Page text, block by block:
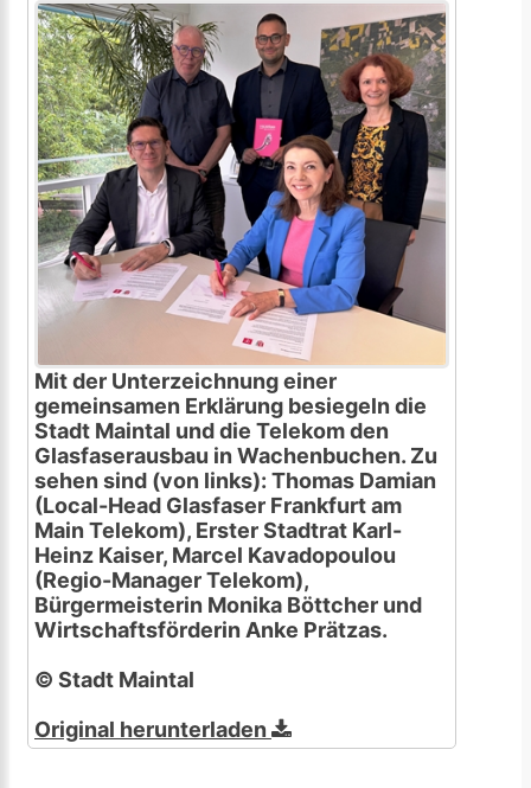
Mit der Unterzeichnung einer
gemeinsamen Erklärung besiegeln die
Stadt Maintal und die Telekom den
Glasfaserausbau in Wachenbuchen. Zu
sehen sind (von links): Thomas Damian
(Local-Head Glasfaser Frankfurt am
Main Telekom), Erster Stadtrat Karl-
Heinz Kaiser, Marcel Kavadopoulou
(Regio-Manager Telekom),
Bürgermeisterin Monika Böttcher und
Wirtschaftsförderin Anke Prätzas.
© Stadt Maintal
Original herunterladen